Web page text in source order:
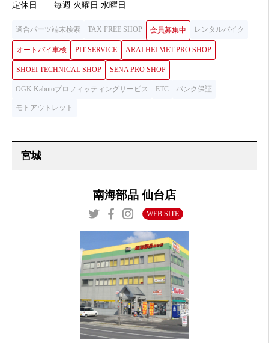
定休日
毎週 火曜日 水曜日
適合パーツ端末検索 TAX FREE SHOP 会員募集中 レンタルバイク
オートバイ車検 PIT SERVICE ARAI HELMET PRO SHOP
SHOEI TECHNICAL SHOP SENA PRO SHOP
OGK Kabutoプロフィッティングサービス ETC パンク保証
モトアウトレット
南海部品 仙台店
WEB SITE